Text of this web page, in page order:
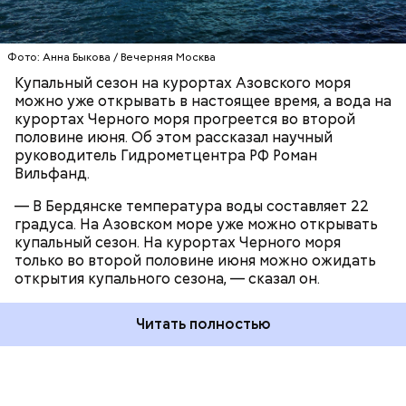
Фото: Анна Быкова / Вечерняя Москва
Купальный сезон на курортах Азовского моря
можно уже открывать в настоящее время, а вода на
курортах Черного моря прогреется во второй
половине июня. Об этом рассказал научный
руководитель Гидрометцентра РФ Роман
Вильфанд.
— В Бердянске температура воды составляет 22
градуса. На Азовском море уже можно открывать
купальный сезон. На курортах Черного моря
только во второй половине июня можно ожидать
открытия купального сезона, — сказал он.
Читать полностью
КУПАЛЬНЫЙ СЕЗОН
Вооруженные силы Украины в последнее время
стали активно бить по логистическим комплексам
Wildberries в России. Так, склад маркетплейса в
Самарской области, атакованный 2 августа,
полностью выгорел
уничтожены.